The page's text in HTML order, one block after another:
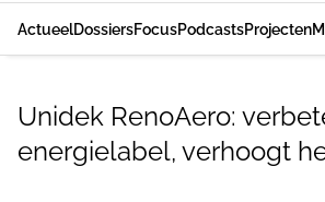
ActueelDossiersFocusPodcastsProjecten
Unidek RenoAero:
energielabel, verhoogt